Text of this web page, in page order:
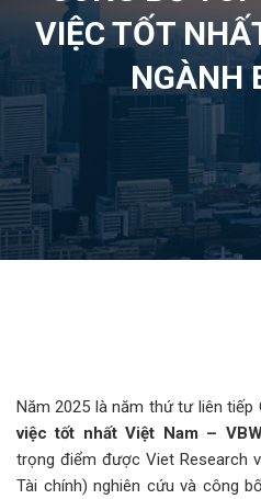
VIỆC TỐT
NGÀNH
Năm 2025 là năm thứ tư liên tiếp
việc tốt nhất Việt Nam –
trọng điểm được Viet Research
Tài chính) nghiên cứu và công